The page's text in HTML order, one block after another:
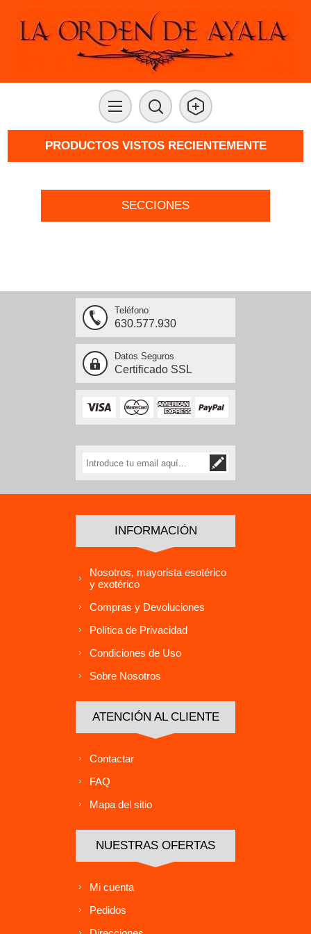
PRODUCTOS VISTOS RECIENTEMENTE
SECCIONES
Teléfono
630.577.930
Datos Seguros
Certificado SSL
INFORMACIÓN
Nosotros, mayorista esotérico
y exotérico
Compras y Devoluciones
Política de Privacidad
Condiciones de Uso
Sobre Nosotros
ATENCIÓN AL CLIENTE
Contactar
FAQ
Mapa del sitio
NUESTRAS OFERTAS
Mi cuenta
Pedidos